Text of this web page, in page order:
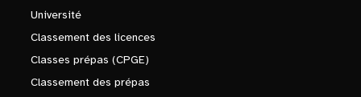
Université
Classement des licences
Classes prépas (CPGE)
Classement des prépas